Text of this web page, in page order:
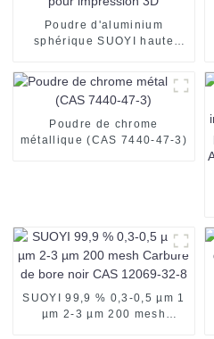
Poudre d'aluminium
sphérique SUOYI haute
argentée pour impression
3D
Poudre de chrome
métallique (CAS 7440-47-3)
SUOYI 99,9 % 0,3-0,5 µm 1
µm 2-3 µm 200 mesh